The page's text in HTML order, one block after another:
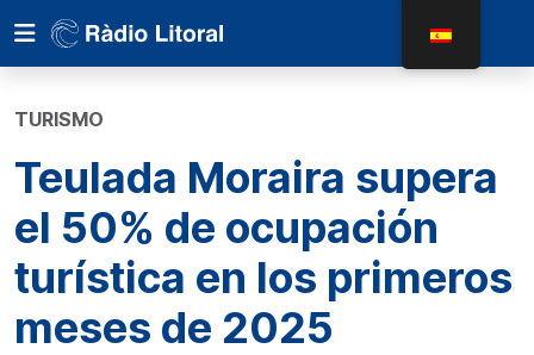
TURISMO
Teulada Moraira supera
el 50% de ocupación
turística en los primeros
meses de 2025